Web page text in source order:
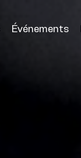
Événements